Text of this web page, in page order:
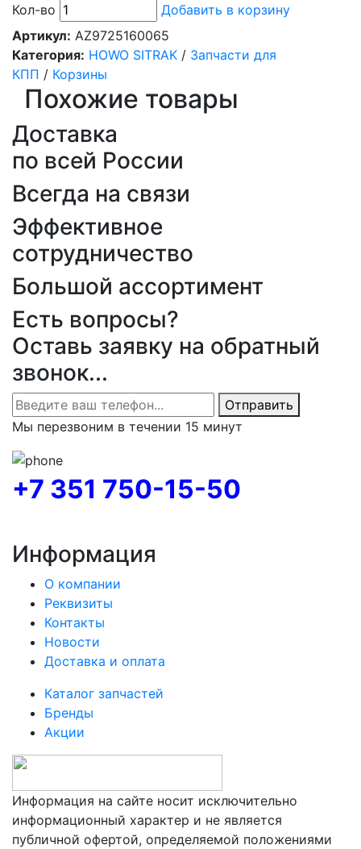
Кол-во
Добавить в корзину
Артикул: AZ9725160065
Категория: HOWO SITRAK / Запчасти для
КПП / Корзины
Похожие товары
Доставка
по всей России
Всегда на связи
Эффективное
сотрудничество
Большой ассортимент
Информация на сайте носит исключительно
информационный характер и не является
публичной офертой, определяемой положениями
Есть вопросы?
Оставь заявку на обратный
звонок...
Отправить
Мы перезвоним в течении 15 минут
+7 351 750-15-50
Информация
О компании
Реквизиты
Контакты
Новости
Доставка и оплата
Каталог запчастей
Бренды
Акции